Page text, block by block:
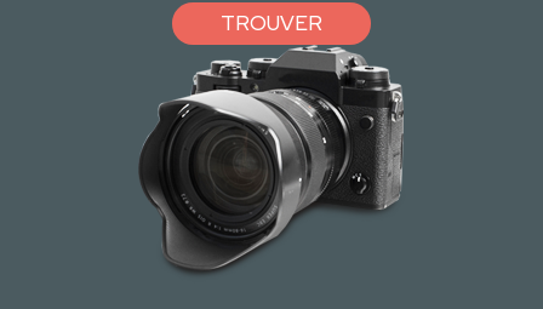
TROUVER